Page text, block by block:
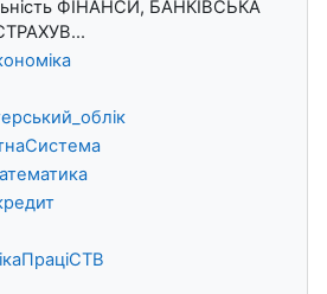
ФІНАНСИ, БАНКІВСЬКА